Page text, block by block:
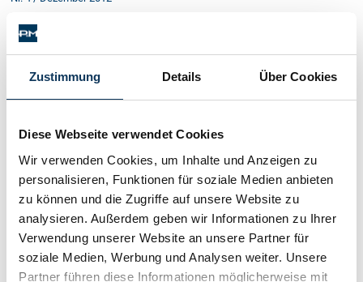
Zustimmung Details Über Cookies
Diese Webseite verwendet Cookies
Wir verwenden Cookies, um Inhalte und Anzeigen zu
personalisieren, Funktionen für soziale Medien anbieten
zu können und die Zugriffe auf unsere Website zu
analysieren. Außerdem geben wir Informationen zu Ihrer
Verwendung unserer Website an unsere Partner für
soziale Medien, Werbung und Analysen weiter. Unsere
Partner führen diese Informationen möglicherweise mit
Nr. 3 / September 2012
Der Staat braucht Geld
Dienstvertrag oder Werkvertrag?
„Ferienwohnung-Widmungen” EU-konform?
Verwaltungsgerichtsbarkeit neu
Nr. 2 / Juni 2012
Nr. 1 / März 2012
Nr. 4 / Dezember 2011
Nr. 3 / September 2011
Nr. 2 / Juni 2011